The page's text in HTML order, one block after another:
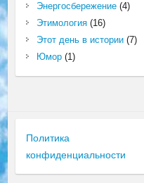
Энергосбережение(4)
Этимология(16)
Этот день в истории(7)
Юмор(1)
Политика
конфиденциальности